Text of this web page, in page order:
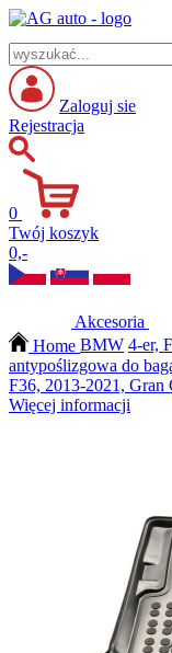
Zaloguj sie
Rejestracja
0
Twój koszyk
0,-
Akcesoria
Home BMW 4-er,
antypoślizgowa do
F36, 2013-2021, Gran
Więcej informacji